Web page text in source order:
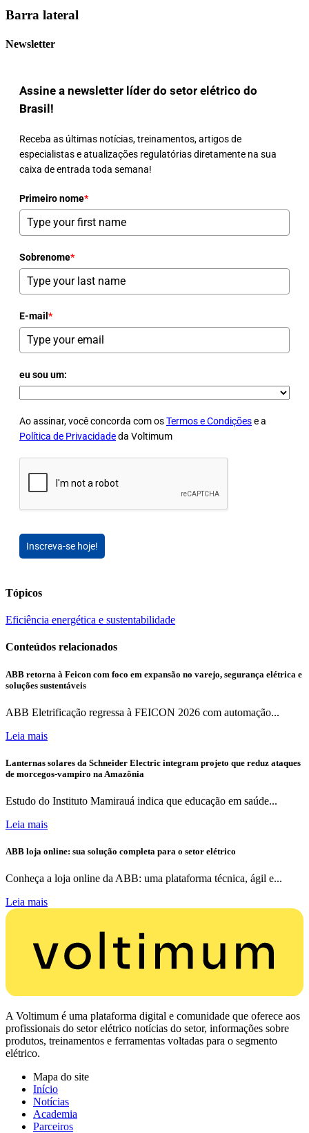
Barra lateral
Newsletter
Assine a newsletter líder do setor elétrico do
Brasil!
Receba as últimas notícias, treinamentos, artigos de
especialistas e atualizações regulatórias diretamente na sua
caixa de entrada toda semana!
Primeiro nome*
Sobrenome*
E-mail*
eu sou um:
Ao assinar, você concorda com osTermos e Condiçõese a
Política de Privacidadeda Voltimum
Inscreva-se hoje!
Tópicos
Eficiência energética e sustentabilidade
Conteúdos relacionados
ABB retorna à Feicon com foco em expansão no varejo, segurança elétrica e
soluções sustentáveis
ABB Eletrificação regressa à FEICON 2026 com automação...
Leia mais
Lanternas solares da Schneider Electric integram projeto que reduz ataques
de morcegos-vampiro na Amazônia
Estudo do Instituto Mamirauá indica que educação em saúde...
Leia mais
ABB loja online: sua solução completa para o setor elétrico
Conheça a loja online da ABB: uma plataforma técnica, ágil e...
Leia mais
A Voltimum é uma plataforma digital e comunidade que oferece aos
profissionais do setor elétrico notícias do setor, informações sobre
produtos, treinamentos e ferramentas voltadas para o segmento
elétrico.
Mapa do site
Início
Notícias
Academia
Parceiros